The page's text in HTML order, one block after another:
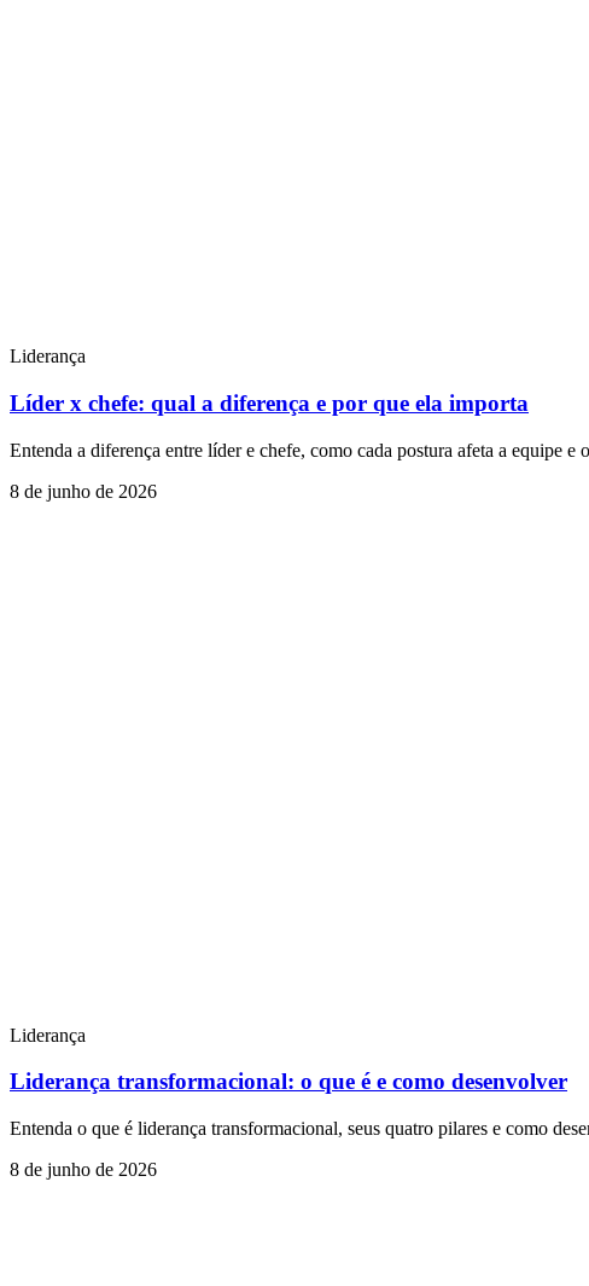
Liderança
Líder x chefe: qual a diferença e por que ela importa
Entenda a diferença entre líder e chefe, como cada postura afeta a equipe
8 de junho de 2026
Liderança
Liderança transformacional: o que é e como desenvolver
Entenda o que é liderança transformacional, seus quatro pilares e como
8 de junho de 2026